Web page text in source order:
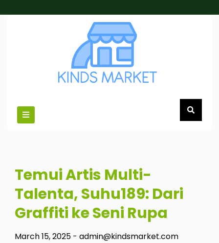
to
Temui Artis Multi-
Talenta, Suhu189: Dari
Graffiti ke Seni Rupa
March 15, 2025 - admin@kindsmarket.com